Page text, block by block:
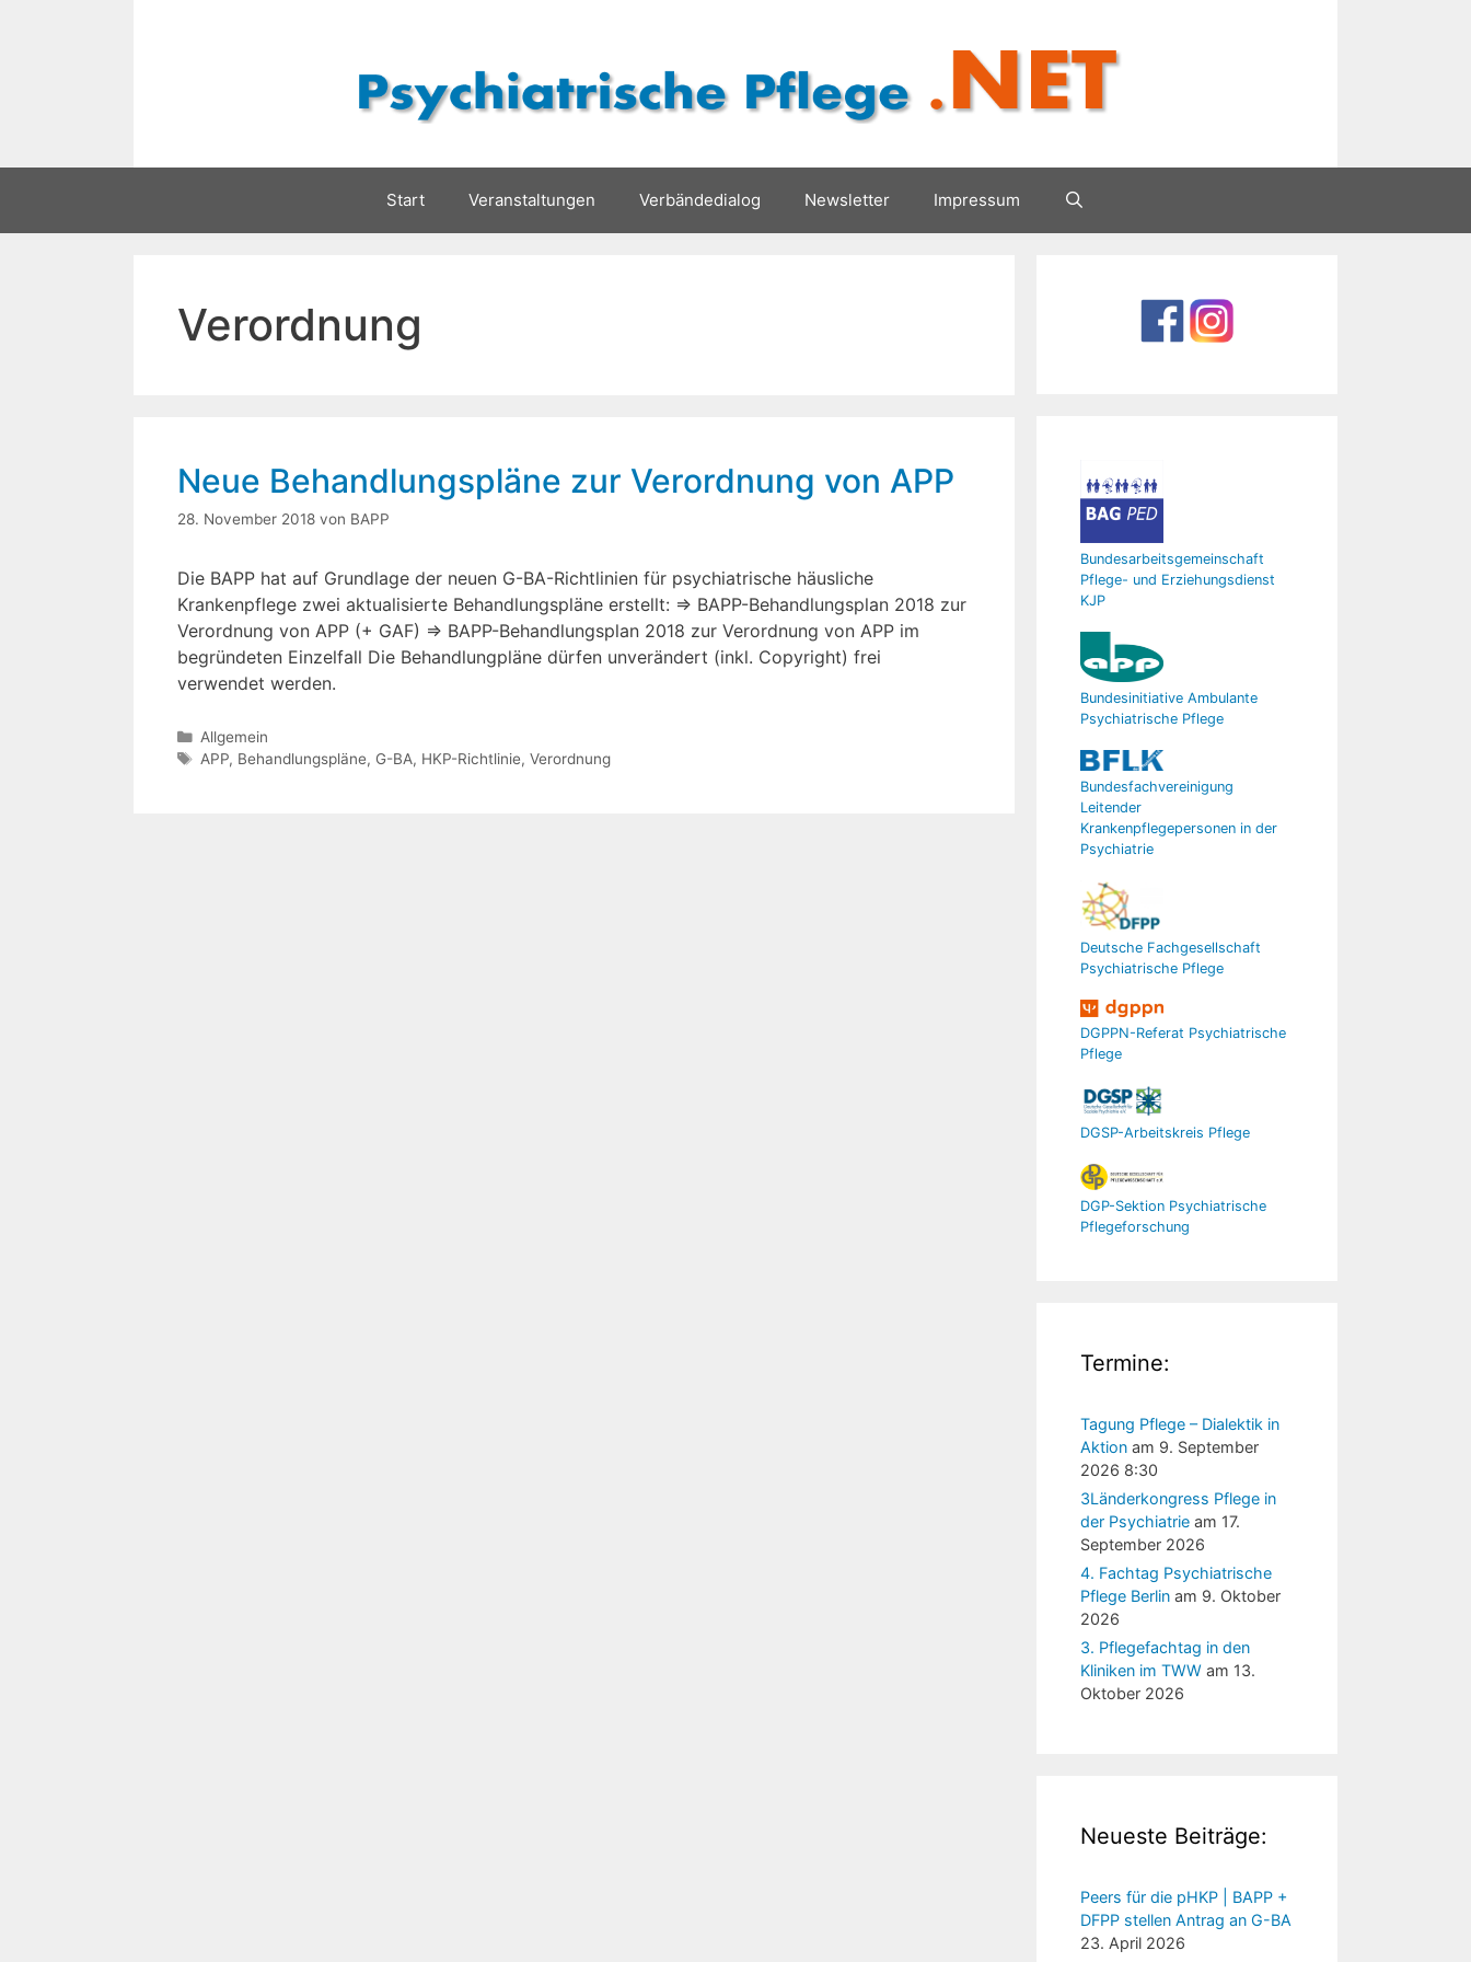
Start Veranstaltungen Verbändedialog Newsletter Impressum
Verordnung
Neue Behandlungspläne zur Verordnung von APP
28. November 2018 von BAPP
Die BAPP hat auf Grundlage der neuen G-BA-Richtlinien für psychiatrische häusliche
Krankenpflege zwei aktualisierte Behandlungspläne erstellt: ⇒ BAPP-Behandlungsplan 2018 zur
Verordnung von APP (+ GAF) ⇒ BAPP-Behandlungsplan 2018 zur Verordnung von APP im
begründeten Einzelfall Die Behandlungpläne dürfen unverändert (inkl. Copyright) frei
verwendet werden.
Kategorien
Allgemein
Schlagwörter
APP, Behandlungspläne, G-BA, HKP-Richtlinie,Verordnung
Bundesarbeitsgemeinschaft
Pflege- und Erziehungsdienst
KJP
Bundesinitiative Ambulante
Psychiatrische Pflege
Bundesfachvereinigung
Leitender
Krankenpflegepersonen in der
Psychiatrie
Deutsche Fachgesellschaft
Psychiatrische Pflege
DGPPN-Referat Psychiatrische
Pflege
DGSP-Arbeitskreis Pflege
DGP-Sektion Psychiatrische
Pflegeforschung
Termine:
Tagung Pflege – Dialektik in
Aktion am 9. September
2026 8:30
3Länderkongress Pflege in
der Psychiatrie am 17.
September 2026
4. Fachtag Psychiatrische
Pflege Berlin am 9. Oktober
2026
3. Pflegefachtag in den
Kliniken im TWW am 13.
Oktober 2026
Neueste Beiträge:
Peers für die pHKP | BAPP +
DFPP stellen Antrag an G-BA
23. April 2026